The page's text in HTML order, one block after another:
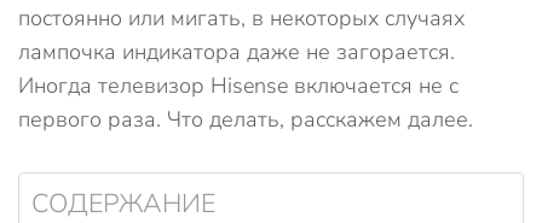
постоянно или мигать, в некоторых случаях
лампочка индикатора даже не загорается.
Иногда телевизор Hisense включается не с
первого раза. Что делать, расскажем далее.
СОДЕРЖАНИЕ